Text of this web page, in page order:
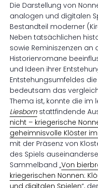
Die Darstellung von
analogen und digitalen
Bestandteil moderner
Neben tatsächlichen
sowie Reminiszenzen
Historienromane
und Ideen ihrer
Entstehungsumfeldes
bedeutsam das
Thema ist, konnte die im
Liesborn stattfindende
nicht – kriegerische
geheimnisvolle Klöster im
mit der Präsenz von
des Spiels
Sammelband „Von
kriegerischen Nonnen: